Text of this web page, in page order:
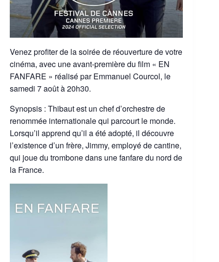
Venez profiter de la soirée de réouverture de votre
cinéma, avec une avant-première du film « EN
FANFARE » réalisé par Emmanuel Courcol, le
samedi 7 août à 20h30.
Synopsis : Thibaut est un chef d’orchestre de
renommée internationale qui parcourt le monde.
Lorsqu’il apprend qu’il a été adopté, il découvre
l’existence d’un frère, Jimmy, employé de cantine,
qui joue du trombone dans une fanfare du nord de
la France.